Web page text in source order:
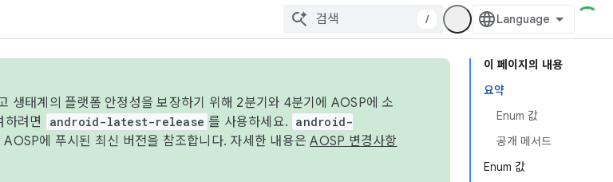
/
이 페이지의 내용
요약
Enum 값
공개 메서드
Enum 값
생태계의 플랫폼 안정성을 보장하기 위해 2분기와 4분기에 AOSP에 소
하려면
android-latest-release 를 사용하세요. android-
AOSP에 푸시된 최신 버전을 참조합니다. 자세한 내용은AOSP 변경사항